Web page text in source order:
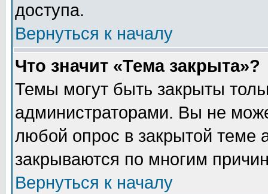
доступа.
Вернуться к началу
Что значит «Тема закрыта»?
Темы могут быть закрыты
администраторами. Вы не
любой опрос в закрытой теме
закрываются по многим
Вернуться к началу